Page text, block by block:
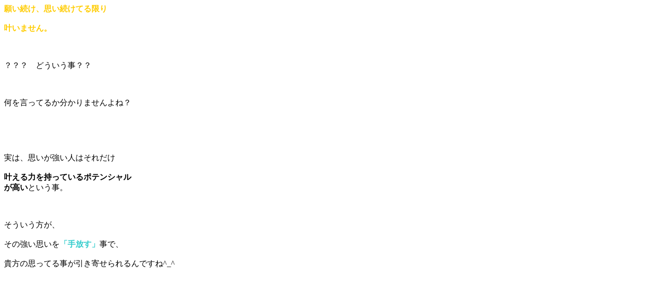
願い続け、思い続けてる限り
叶いません。
？？？ どういう事？？
何を言ってるか分かりませんよね？
実は、思いが強い人はそれだけ
叶える力を持っているポテンシャル
が高いという事。
そういう方が、
その強い思いを 「手放す」 事で、
貴方の思ってる事が引き寄せられるんですね^_^